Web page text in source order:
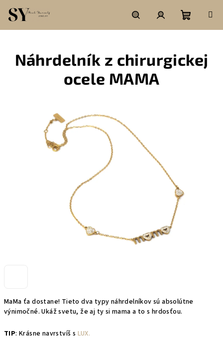
obsah
HľadaťPrihlásenie
košík
MaMa ťa dostane! Tieto dva typy náhrdelníkov sú absolútne
výnimočné. Ukáž svetu, že aj ty si mama a to s hrdosťou.
TIP: Krásne navrstvíš s LUX.
Náhrdelník z chirurgickej
ocele MAMA